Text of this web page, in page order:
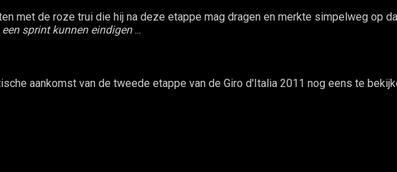
met de roze trui die hij na deze etappe mag dragen en merkte simpelweg op
sprint kunnen eindigen...
aankomst van de tweede etappe van de Giro d'Italia 2011 nog eens te